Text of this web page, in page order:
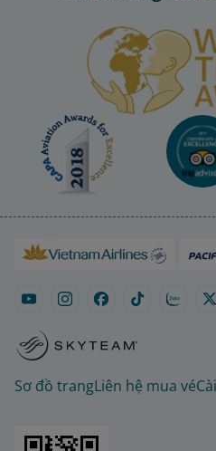
Sơ đồ trangLiên hệ mua vé